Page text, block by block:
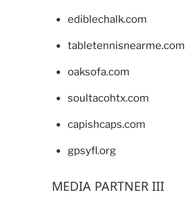
ediblechalk.com
tabletennisnearme.com
oaksofa.com
soultacohtx.com
capishcaps.com
gpsyfl.org
MEDIA PARTNER III